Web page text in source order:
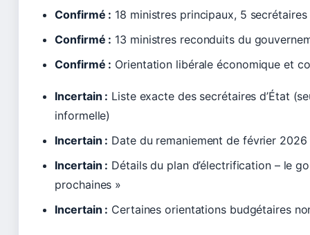
Confirmé : 18 ministres principaux, 5 secrétaires
Confirmé : 13 ministres reconduits du
Confirmé : Orientation libérale économique et
Incertain : Liste exacte des secrétaires d’État
informelle)
Incertain : Date du remaniement de février
Incertain : Détails du plan d’électrification – le
prochaines »
Incertain : Certaines orientations budgétaires